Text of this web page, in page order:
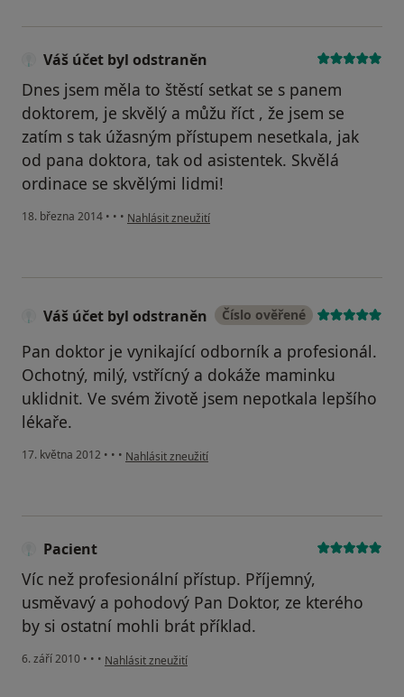
Váš účet byl odstraněn
Dnes jsem měla to štěstí setkat se s panem
doktorem, je skvělý a můžu říct , že jsem se
zatím s tak úžasným přístupem nesetkala, jak
od pana doktora, tak od asistentek. Skvělá
ordinace se skvělými lidmi!
18. března 2014 • • • podle názoru uživatele Váš účet byl odstraněn
Nahlásit zneužití
Váš účet byl odstraněn Číslo ověřené
Pan doktor je vynikající odborník a profesionál.
Ochotný, milý, vstřícný a dokáže maminku
uklidnit. Ve svém životě jsem nepotkala lepšího
lékaře.
17. května 2012 • • • podle názoru uživatele Váš účet byl odstraněn
Nahlásit zneužití
Pacient
Víc než profesionální přístup. Příjemný,
usměvavý a pohodový Pan Doktor, ze kterého
by si ostatní mohli brát příklad.
6. září 2010 • • • podle názoru uživatele Pacient
Nahlásit zneužití